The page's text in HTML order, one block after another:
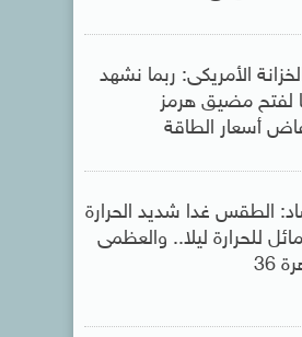
الأمريكى: ربما نشهد
لفتح مضيق هرمز
أسعار الطاقة
الطقس غدا شديد الحرارة
مائل للحرارة ليلا.. والعظمى
36